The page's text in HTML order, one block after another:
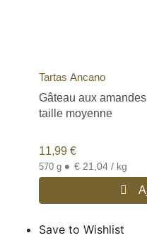
Tartas Ancano
Gâteau aux
taille moyenne
11,99 €
570 g • € 21,04 / kg
Save to Wishlist